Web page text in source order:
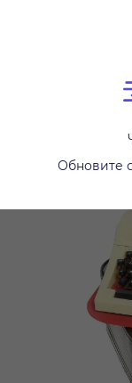
Обновите